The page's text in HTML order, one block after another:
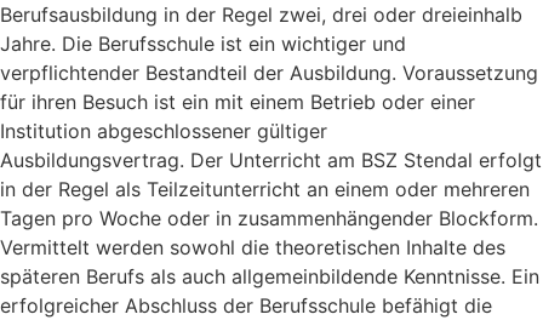
Berufsausbildung in der Regel zwei, drei oder dreieinhalb
Jahre. Die Berufsschule ist ein wichtiger und
verpflichtender Bestandteil der Ausbildung. Voraussetzung
für ihren Besuch ist ein mit einem Betrieb oder einer
Institution abgeschlossener gültiger
Ausbildungsvertrag. Der Unterricht am BSZ Stendal erfolgt
in der Regel als Teilzeitunterricht an einem oder mehreren
Tagen pro Woche oder in zusammenhängender Blockform.
Vermittelt werden sowohl die theoretischen Inhalte des
späteren Berufs als auch allgemeinbildende Kenntnisse. Ein
erfolgreicher Abschluss der Berufsschule befähigt die